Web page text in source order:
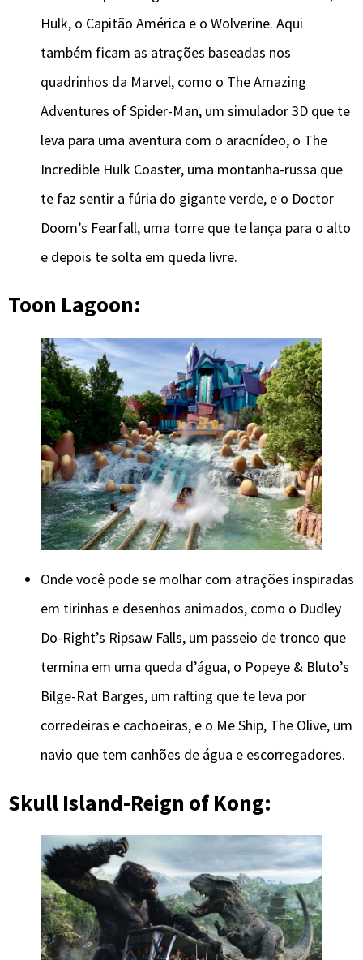
Hulk, o Capitão América e o Wolverine. Aqui
também ficam as atrações baseadas nos
quadrinhos da Marvel, como o The Amazing
Adventures of Spider-Man, um simulador 3D que te
leva para uma aventura com o aracnídeo, o The
Incredible Hulk Coaster, uma montanha-russa que
te faz sentir a fúria do gigante verde, e o Doctor
Doom’s Fearfall, uma torre que te lança para o alto
e depois te solta em queda livre.
Toon Lagoon:
Onde você pode se molhar com atrações inspiradas
em tirinhas e desenhos animados, como o Dudley
Do-Right’s Ripsaw Falls, um passeio de tronco que
termina em uma queda d’água, o Popeye & Bluto’s
Bilge-Rat Barges, um rafting que te leva por
corredeiras e cachoeiras, e o Me Ship, The Olive, um
navio que tem canhões de água e escorregadores.
Skull Island-Reign of Kong: